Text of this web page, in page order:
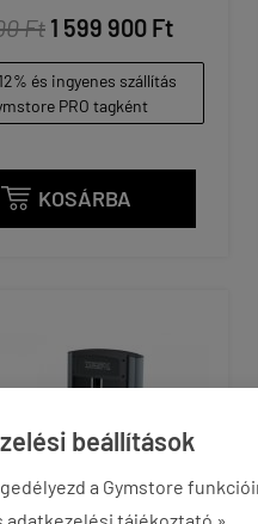
beállítások
a Gymstore
adatkezelési tájékoztató »
Ft 1 599 900 Ft
és ingyenes szállítás
PRO tagként
 KOSÁRBA